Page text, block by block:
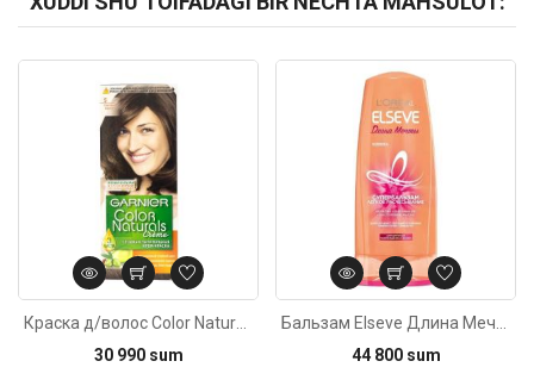
30 990 sum
44 800 sum